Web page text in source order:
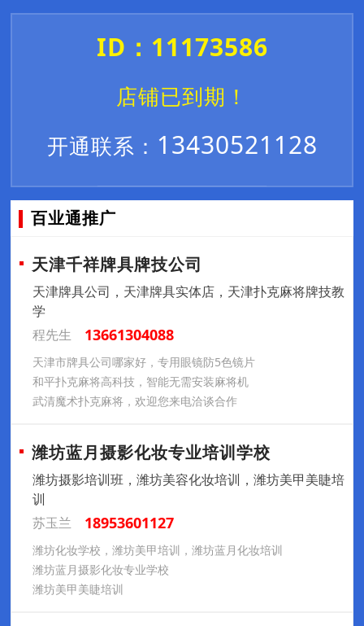
ID：11173586
店铺已到期！
开通联系： 13430521128
百业通推广
天津千祥牌具牌技公司
天津牌具公司，天津牌具实体店，天津扑克麻将牌技教
学
程先生
13661304088
天津市牌具公司哪家好，专用眼镜防5色镜片
和平扑克麻将高科技，智能无需安装麻将机
武清魔术扑克麻将，欢迎您来电洽谈合作
潍坊蓝月摄影化妆专业培训学校
潍坊摄影培训班，潍坊美容化妆培训，潍坊美甲美睫培
训
苏玉兰
18953601127
潍坊化妆学校，潍坊美甲培训，潍坊蓝月化妆培训
潍坊蓝月摄影化妆专业学校
潍坊美甲美睫培训